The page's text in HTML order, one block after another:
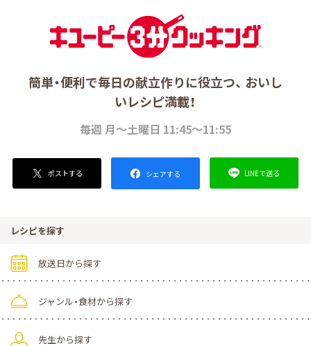
簡単・便利で毎日の献立作りに役立つ、 おいし
いレシピ満載！
毎週 月～土曜日 11:45～11:55
ポストする シェアする LINEで送る
レシピを探す
放送日から探す
ジャンル・食材から探す
先生から探す